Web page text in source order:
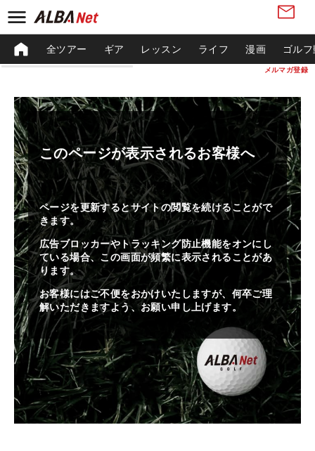
メルマガ登録
全ツアー ギア レッスン ライフ 漫画 ゴル
このページが表示されるお客様へ
ページを更新するとサイトの閲覧を続けることがで
きます。
広告ブロッカーやトラッキング防止機能をオンにし
ている場合、この画面が頻繁に表示されることがあ
ります。
お客様にはご不便をおかけいたしますが、何卒ご理
解いただきますよう、お願い申し上げます。